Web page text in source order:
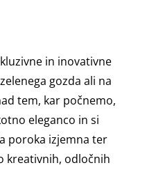
in inovativne
gozda ali na
tem, kar počnemo,
eleganco in si
poroka izjemna ter
kreativnih, odločnih